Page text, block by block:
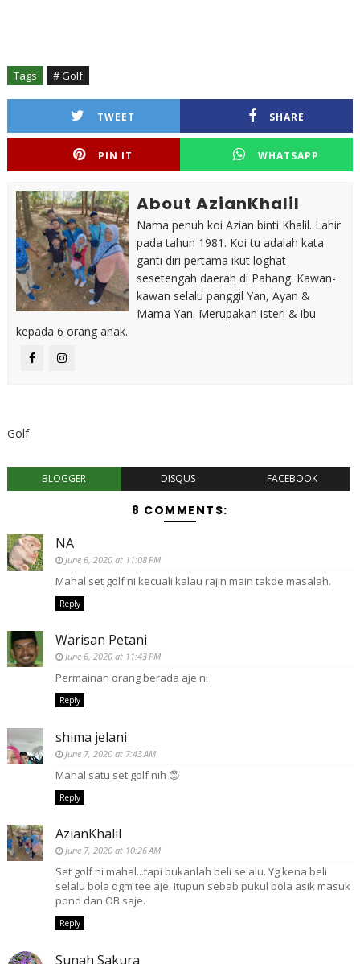
Tags # Golf
TWEET SHARE
PIN IT WHATSAPP
About AzianKhalil
Nama penuh koi Azian binti Khalil. Lahir
pada tahun 1981. Koi tu adalah kata
ganti diri pertama ikut loghat
sesetengah daerah di Pahang. Kawan-
kawan selalu panggil Yan, Ayan &
Mama Yan. Merupakan isteri & ibu
kepada 6 orang anak.
Golf
BLOGGER DISQUS FACEBOOK
8 COMMENTS:
NA
June 6, 2020 at 11:08 PM
Mahal set golf ni kecuali kalau rajin main takde masalah.
Reply
Warisan Petani
June 6, 2020 at 11:43 PM
Permainan orang berada aje ni
Reply
shima jelani
June 7, 2020 at 7:43 AM
Mahal satu set golf nih 😊
Reply
AzianKhalil
June 7, 2020 at 10:26 AM
Set golf ni mahal...tapi bukanlah beli selalu. Yg kena beli
selalu bola dgm tee aje. Itupun sebab pukul bola asik masuk
pond dan OB saje.
Reply
Sunah Sakura